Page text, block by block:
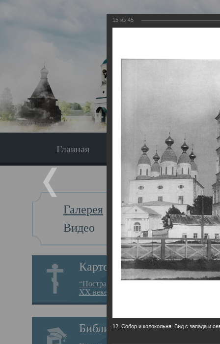
Главная Экскурсия
Галерея
Видео
Картотека
“Пострадавшие за веру в
XX веке на Севере”
Библиотека
Главная
15 из 45
12. Собор и колокольня. Вид с запада и